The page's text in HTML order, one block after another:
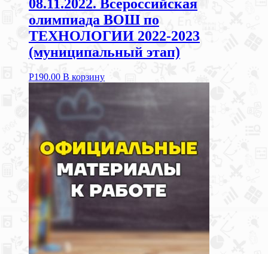
08.11.2022. Всероссийская
олимпиада ВОШ по
ТЕХНОЛОГИИ 2022-2023
(муниципальный этап)
Р190.00 В корзину